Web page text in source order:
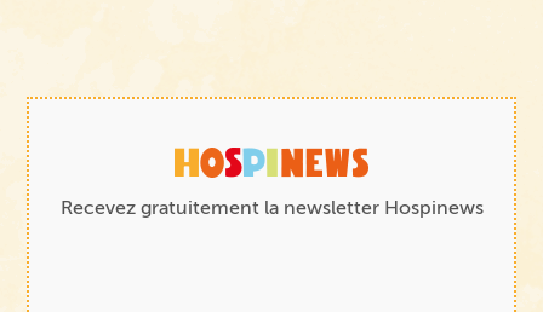
Recevez gratuitement la newsletter Hospinews